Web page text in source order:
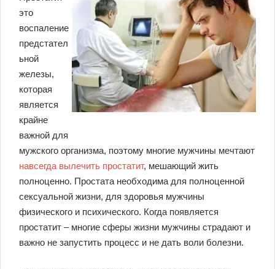
это
воспаление
предстател
ьной
железы,
которая
является
крайне
важной для
мужского организма, поэтому многие мужчины мечтают
навсегда вылечить простатит, мешающий жить
полноценно. Простата необходима для полноценной
сексуальной жизни, для здоровья мужчины
физического и психического. Когда появляется
простатит – многие сферы жизни мужчины страдают и
важно не запустить процесс и не дать воли болезни.